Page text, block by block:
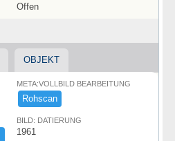
Offen
OBJEKT
META:VOLLBILD BEARBEITUNG
Rohscan
BILD: DATIERUNG
1961